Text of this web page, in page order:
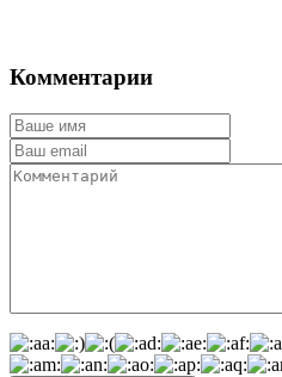
Комментарии